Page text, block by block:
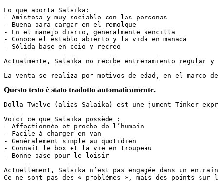
Lo que aporta Salaika:
- Amistosa y muy sociable con las personas
- Buena para cargar en el remolque
- En el manejo diario, generalmente sencilla
- Conoce el establo abierto y la vida en manada
- Sólida base en ocio y recreo
Actualmente, Salaika no recibe entrenamiento regular
La venta se realiza por motivos de edad, en el marco
Questo testo è stato tradotto automaticamente.
Dolla Twelve (alias Salaika) est une jument Tinker
Voici ce que Salaika possède :
- Affectionnée et proche de l’humain
- Facile à charger en van
- Généralement simple au quotidien
- Connaît le box et la vie en troupeau
- Bonne base pour le loisir
Actuellement, Salaika n’est pas engagée dans un
Ce ne sont pas des « problèmes », mais des points